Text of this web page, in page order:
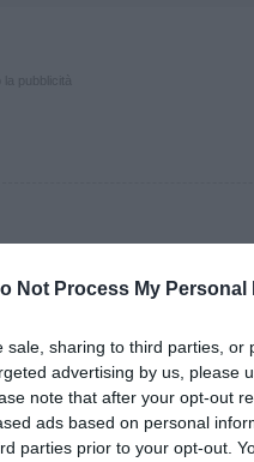
Not Process My Personal
sale, sharing to third parties, or
advertising by us, please
note that after your opt-out
ads based on personal
parties prior to your opt-out.